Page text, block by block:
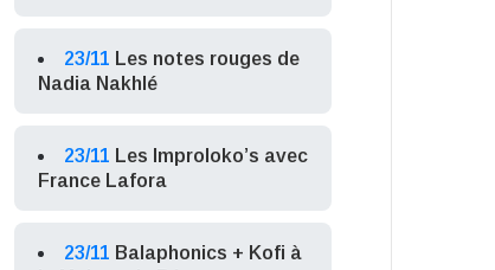
23/11 Les notes rouges de
Nadia Nakhlé
23/11 Les Improloko’s avec
France Lafora
23/11 Balaphonics + Kofi à